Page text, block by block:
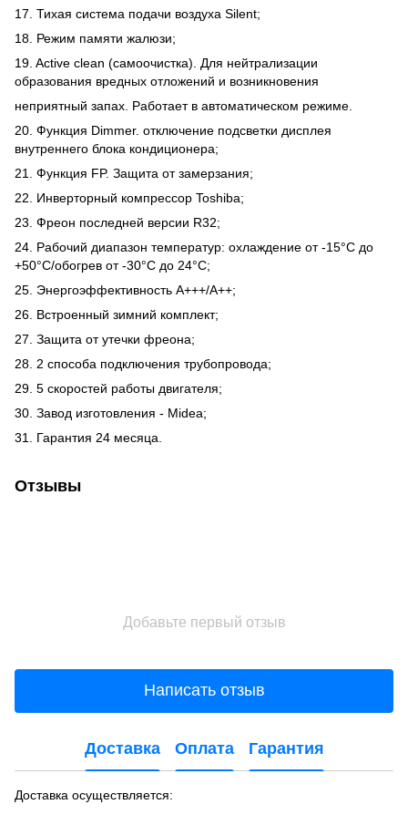
17. Тихая система подачи воздуха Silent;
18. Режим памяти жалюзи;
19. Active clean (самоочистка). Для нейтрализации
образования вредных отложений и возникновения
неприятный запах. Работает в автоматическом режиме.
20. Функция Dimmer. отключение подсветки дисплея
внутреннего блока кондиционера;
21. Функция FP. Защита от замерзания;
22. Инверторный компрессор Toshiba;
23. Фреон последней версии R32;
24. Рабочий диапазон температур: охлаждение от -15°С до
+50°С/обогрев от -30°С до 24°С;
25. Энергоэффективность А+++/А++;
26. Встроенный зимний комплект;
27. Защита от утечки фреона;
28. 2 способа подключения трубопровода;
29. 5 скоростей работы двигателя;
30. Завод изготовления - Midea;
31. Гарантия 24 месяца.
Отзывы
Добавьте первый отзыв
Написать отзыв
Доставка Оплата Гарантия
Доставка осуществляется: